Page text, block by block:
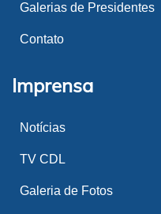
Galerias de Presidentes
Contato
Imprensa
Notícias
TV CDL
Galeria de Fotos